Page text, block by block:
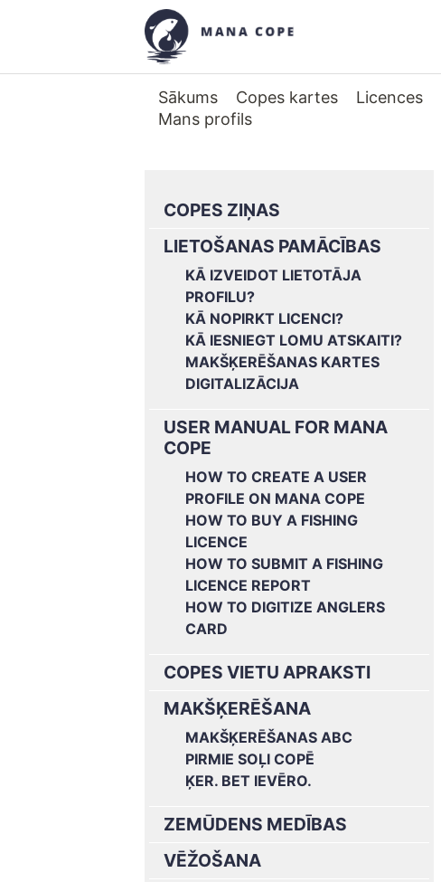
Sākums Copes kartes Licences
Mans profils
COPES ZIŅAS
LIETOŠANAS PAMĀCĪBAS
KĀ IZVEIDOT LIETOTĀJA
PROFILU?
KĀ NOPIRKT LICENCI?
KĀ IESNIEGT LOMU ATSKAITI?
MAKŠĶERĒŠANAS KARTES
DIGITALIZĀCIJA
USER MANUAL FOR MANA
COPE
HOW TO CREATE A USER
PROFILE ON MANA COPE
HOW TO BUY A FISHING
LICENCE
HOW TO SUBMIT A FISHING
LICENCE REPORT
HOW TO DIGITIZE ANGLERS
CARD
COPES VIETU APRAKSTI
MAKŠĶERĒŠANA
MAKŠĶERĒŠANAS ABC
PIRMIE SOĻI COPĒ
ĶER. BET IEVĒRO.
ZEMŪDENS MEDĪBAS
VĒŽOŠANA